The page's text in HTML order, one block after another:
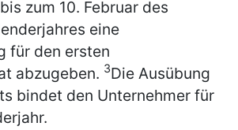
zum 10. Februar des
eine
für den ersten
abzugeben. 3Die Ausübung
bindet den Unternehmer für